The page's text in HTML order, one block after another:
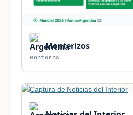
Monterizos
Monteros